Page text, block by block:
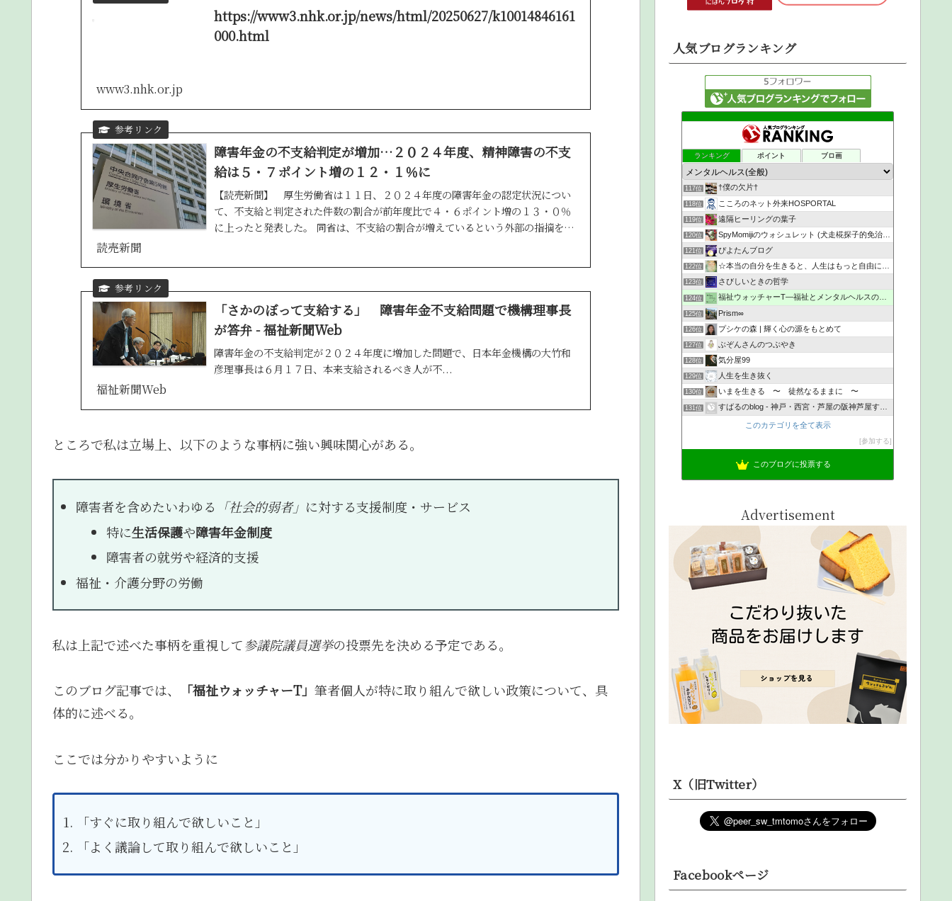
https://www3.nhk.or.jp/news/html/20250627/k10014846161
000.html
www3.nhk.or.jp
障害年金の不支給判定が増加…２０２４年度、精神障害の不支
給は５・７ポイント増の１２・１％に
【読売新聞】 厚生労働省は１１日、２０２４年度の障害年金の認定状況につい
て、不支給と判定された件数の割合が前年度比で４・６ポイント増の１３・０％
に上ったと発表した。 同省は、不支給の割合が増えているという外部の指摘を受
読売新聞
「さかのぼって支給する」 障害年金不支給問題で機構理事長
が答弁 - 福祉新聞Web
障害年金の不支給判定が２０２４年度に増加した問題で、日本年金機構の大竹和
彦理事長は６月１７日、本来支給されるべき人が不...
福祉新聞Web
ところで私は立場上、以下のような事柄に強い興味関心がある。
障害者を含めたいわゆる 「社会的弱者」 に対する支援制度・サービス
特に生活保護や障害年金制度
障害者の就労や経済的支援
福祉・介護分野の労働
私は上記で述べた事柄を重視して参議院議員選挙の投票先を決める予定である。
このブログ記事では、 「福祉ウォッチャーT」 筆者個人が特に取り組んで欲しい政策について、具
体的に述べる。
ここでは分かりやすいように
「すぐに取り組んで欲しいこと」
「よく議論して取り組んで欲しいこと」
人気ブログランキング
ランキング ポイント ブロ画
117位 †僕の欠片†
118位 こころのネット外来HOSPORTAL
119位 遠隔ヒーリングの葉子
120位 SpyMomijiのウォシュレット (犬走椛探子的免治馬桶)
121位 ぴよたんブログ
122位 ☆本当の自分を生きると、人生はもっと自由になる☆
123位 さびしいときの哲学
124位 福祉ウォッチャーT―福祉とメンタルヘルスの解説・研究ブログ
125位 Prism∞
126位 プシケの森 | 輝く心の源をもとめて
127位 ぶぞんさんのつぶやき
128位 気分屋99
129位 人生を生き抜く
130位 いまを生きる 〜 徒然なるままに 〜
131位 すばるのblog - 神戸・西宮・芦屋の阪神芦屋すばるメン…
このカテゴリを全て表示
参加する
このブログに投票する
Advertisement
X（旧Twitter）
Facebookページ